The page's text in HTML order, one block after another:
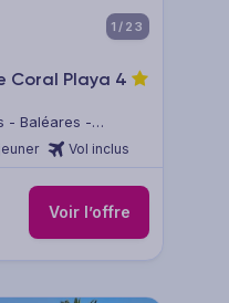
1/23
Coral Playa 4
- Baléares -
Vol inclus
Voir l’offre